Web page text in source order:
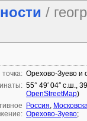
/
точка: Орехово-Зуево и
55° 49′ 04″ с.ш.,
OpenStreetMap)
Россия,
Орехово-Зуево;